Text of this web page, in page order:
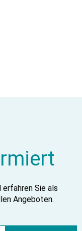
Sie als
Angeboten.